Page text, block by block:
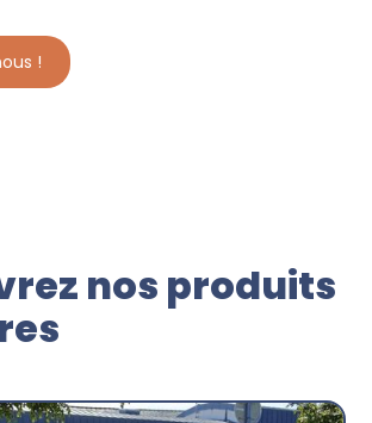
!
nos produits